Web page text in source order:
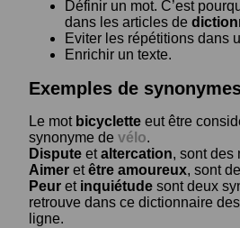
Définir un mot. C’est
dans les articles de
Eviter les répétitions dans
Enrichir un texte.
Exemples de
Le mot bicyclette eut être
synonyme de vélo.
Dispute etaltercation, sont des
Aimer etêtre amoureux, sont
Peur et inquiétude sont deux
retrouve dans ce dictionnaire
ligne.